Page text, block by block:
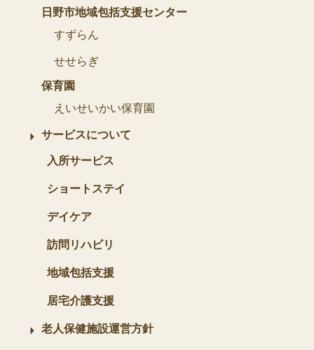
日野市地域包括支援センター
すずらん
せせらぎ
保育園
えいせいかい保育園
サービスについて
入所サービス
ショートステイ
デイケア
訪問リハビリ
地域包括支援
居宅介護支援
老人保健施設運営方針